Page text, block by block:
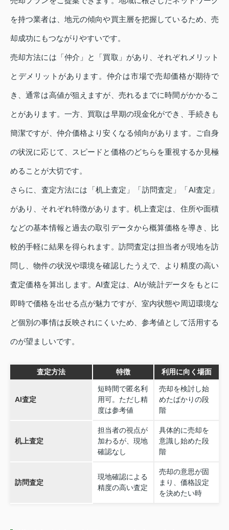
を持つ業者は、地元の傾向や買主層を把握しているため、売
却成功にもつながりやすいです。
売却方法には「仲介」と「買取」があり、それぞれメリット
とデメリットがあります。仲介は市場で売却価格が期待で
き、通常は高値が狙えますが、売れるまでに時間がかかるこ
とがあります。一方、買取は早期の現金化ができ、手続きも
簡潔ですが、仲介価格より安くなる傾向があります。ご自身
の状況に応じて、スピードと価格のどちらを重視するか見極
めることが大切です。
さらに、査定方法には「机上査定」「訪問査定」「AI査定」
があり、それぞれ特徴があります。机上査定は、住所や面積
などの基本情報と過去の取引データから概算価格を導き、比
較的手軽に結果を得られます。訪問査定は担当者が現地を訪
問し、物件の状況や環境を確認したうえで、より精度の高い
査定価格を算出します。AI査定は、AIが統計データをもとに
即時で価格を出せる点が魅力ですが、室内状態や周辺環境な
ど個別の事情は反映されにくいため、参考値として活用する
のが望ましいです。
査定方法 特徴 利用に向く場面
AI査定
短時間で匿名利
用可。ただし精
度は参考値
売却を検討し始
めたばかりの段
階
机上査定
担当者の視点が
加わるが、現地
確認なし
具体的に売却を
意識し始めた段
階
訪問査定
現地確認による
精度の高い査定
売却の意思が固
まり、価格設定
を決めたい時